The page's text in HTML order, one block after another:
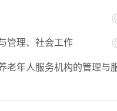
管理、社会工作
老年人服务机构的管理与